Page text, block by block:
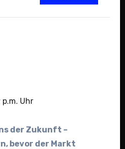
p.m. Uhr
der Zukunft –
bevor der Markt